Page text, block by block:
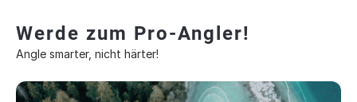
Werde zum Pro-Angler!
Angle smarter, nicht härter!